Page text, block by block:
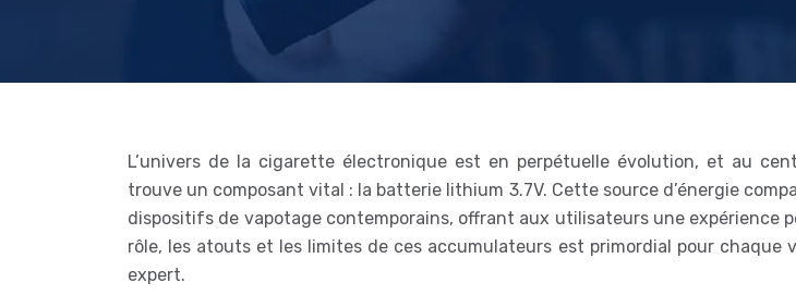
L’univers de la cigarette électronique est en perpétuelle évolution, et au
trouve un composant vital : la batterie lithium 3.7V. Cette source d’énergie
dispositifs de vapotage contemporains, offrant aux utilisateurs une expérience
rôle, les atouts et les limites de ces accumulateurs est primordial pour chaque
expert.